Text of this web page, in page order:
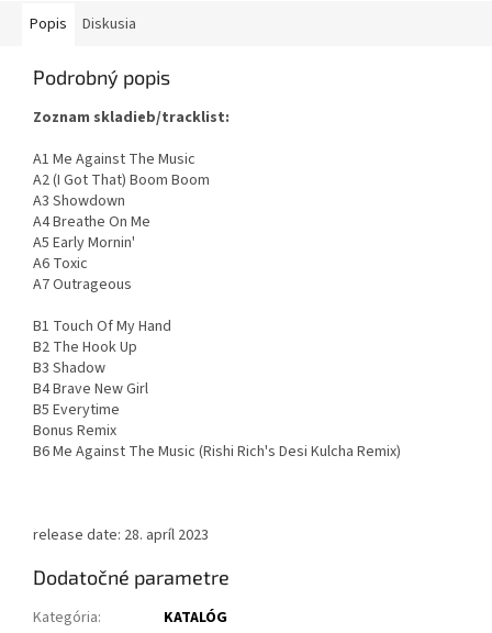
Popis Diskusia
Podrobný popis
Zoznam skladieb/tracklist:
A1 Me Against The Music
A2 (I Got That) Boom Boom
A3 Showdown
A4 Breathe On Me
A5 Early Mornin'
A6 Toxic
A7 Outrageous
B1 Touch Of My Hand
B2 The Hook Up
B3 Shadow
B4 Brave New Girl
B5 Everytime
Bonus Remix
B6 Me Against The Music (Rishi Rich's Desi Kulcha Remix)
release date: 28. apríl 2023
Dodatočné parametre
Kategória:
KATALÓG